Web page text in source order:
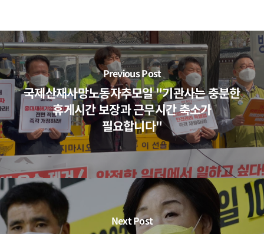
Previous Post
국제산재사망노동자추모일 "기관사는 충분한
휴게시간 보장과 근무시간 축소가
필요합니다"
Next Post